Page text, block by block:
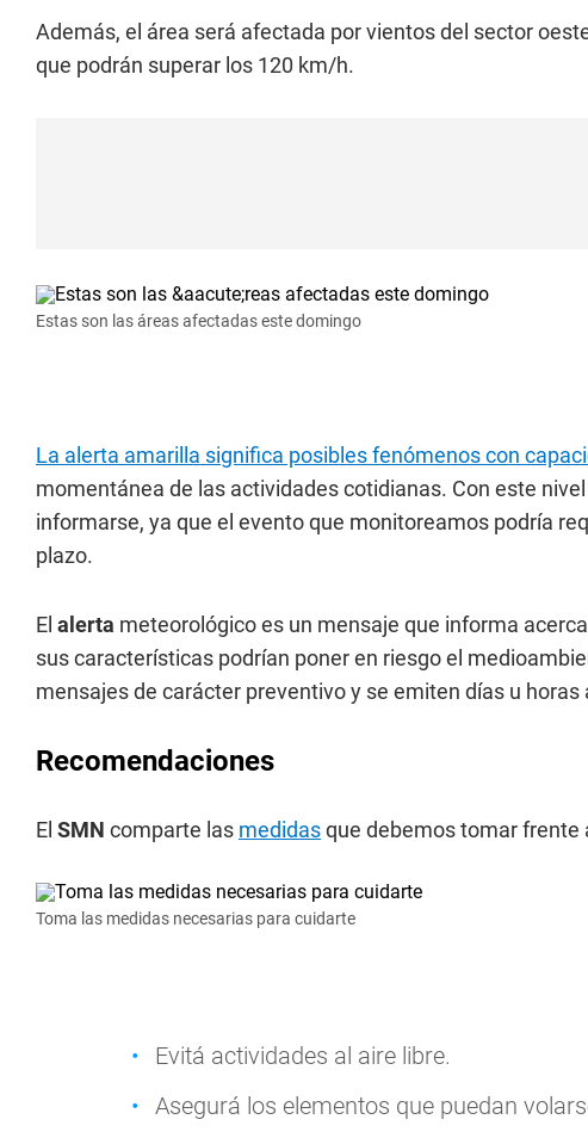
Además, el área será afectada por vientos del sector
que podrán superar los 120 km/h.
Estas son las áreas afectadas este domingo
La alerta amarilla significa posibles fenómenos con
momentánea de las actividades cotidianas. Con este
informarse, ya que el evento que monitoreamos podría
plazo.
El alerta meteorológico es un mensaje que informa
sus características podrían poner en riesgo el
mensajes de carácter preventivo y se emiten días u
Recomendaciones
El SMN comparte las medidasque debemos tomar frente
Toma las medidas necesarias para cuidarte
Evitá actividades al aire libre.
Asegurá los elementos que puedan